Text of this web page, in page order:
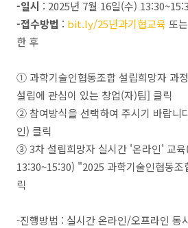
-일시 : 2025년 7월 16일(수)
-접수방법 : bit.ly/25년과기협교육 또
한 후
① 과학기술인협동조합 설립희망자 과
설립에 관심이 있는 창업(자)팀] 클릭
② 참여방식을 선택하여 주시기 바랍니
인) 클릭
③ 3차 설립희망자 실시간 '온라인' 교
13:30~15:30) "2025 과학기술인협동
릭
-진행방법 : 실시간 온라인/오프라인 동